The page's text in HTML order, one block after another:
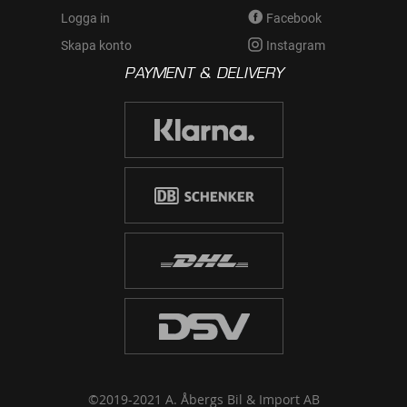
Logga in
Skapa konto
Facebook
Instagram
PAYMENT & DELIVERY
©2019-2021 A. Åbergs Bil & Import AB